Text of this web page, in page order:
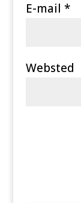
E-mail *
Websted